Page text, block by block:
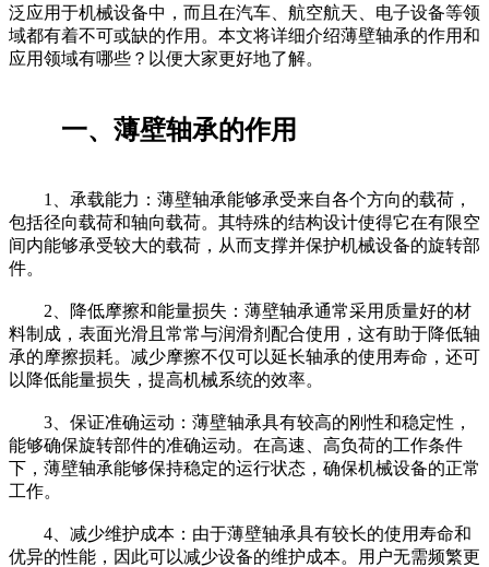
泛应用于机械设备中，而且在汽车、航空航天、电子设备等领
域都有着不可或缺的作用。本文将详细介绍薄壁轴承的作用和
应用领域有哪些？以便大家更好地了解。
一、薄壁轴承的作用
1、承载能力：薄壁轴承能够承受来自各个方向的载荷，
包括径向载荷和轴向载荷。其特殊的结构设计使得它在有限空
间内能够承受较大的载荷，从而支撑并保护机械设备的旋转部
件。
2、降低摩擦和能量损失：薄壁轴承通常采用质量好的材
料制成，表面光滑且常常与润滑剂配合使用，这有助于降低轴
承的摩擦损耗。减少摩擦不仅可以延长轴承的使用寿命，还可
以降低能量损失，提高机械系统的效率。
3、保证准确运动：薄壁轴承具有较高的刚性和稳定性，
能够确保旋转部件的准确运动。在高速、高负荷的工作条件
下，薄壁轴承能够保持稳定的运行状态，确保机械设备的正常
工作。
4、减少维护成本：由于薄壁轴承具有较长的使用寿命和
优异的性能，因此可以减少设备的维护成本。用户无需频繁更